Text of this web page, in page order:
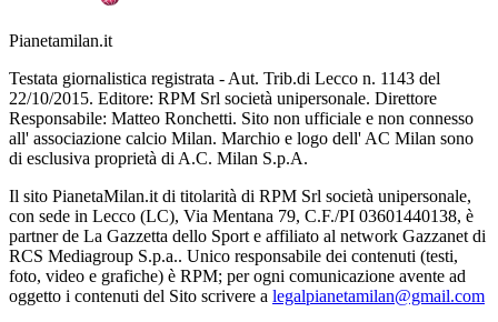
Pianetamilan.it
Testata giornalistica registrata - Aut. Trib.di Lecco n. 1143 del
22/10/2015. Editore: RPM Srl società unipersonale. Direttore
Responsabile: Matteo Ronchetti. Sito non ufficiale e non connesso
all' associazione calcio Milan. Marchio e logo dell' AC Milan sono
di esclusiva proprietà di A.C. Milan S.p.A.
Il sito PianetaMilan.it di titolarità di RPM Srl società unipersonale,
con sede in Lecco (LC), Via Mentana 79, C.F./PI 03601440138, è
partner de La Gazzetta dello Sport e affiliato al network Gazzanet di
RCS Mediagroup S.p.a.. Unico responsabile dei contenuti (testi,
foto, video e grafiche) è RPM; per ogni comunicazione avente ad
oggetto i contenuti del Sito scrivere a legalpianetamilan@gmail.com